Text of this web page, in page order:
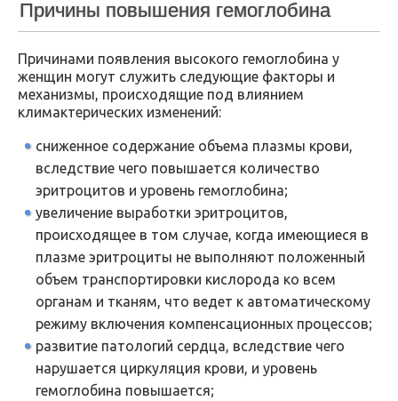
Причины повышения гемоглобина
Причинами появления высокого гемоглобина у
женщин могут служить следующие факторы и
механизмы, происходящие под влиянием
климактерических изменений:
сниженное содержание объема плазмы крови,
вследствие чего повышается количество
эритроцитов и уровень гемоглобина;
увеличение выработки эритроцитов,
происходящее в том случае, когда имеющиеся в
плазме эритроциты не выполняют положенный
объем транспортировки кислорода ко всем
органам и тканям, что ведет к автоматическому
режиму включения компенсационных процессов;
развитие патологий сердца, вследствие чего
нарушается циркуляция крови, и уровень
гемоглобина повышается;